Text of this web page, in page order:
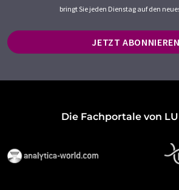
bringt Sie jeden Dienstag auf den
JETZT ABONNIEREN
Die Fachportale von